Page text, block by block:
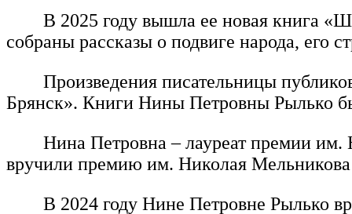
В 2025 году вышла ее новая книга
собраны рассказы о подвиге народа, его
Произведения писательницы
Брянск». Книги Нины Петровны Рылько
Нина Петровна – лауреат премии им.
вручили премию им. Николая
В 2024 году Нине Петровне Рылько